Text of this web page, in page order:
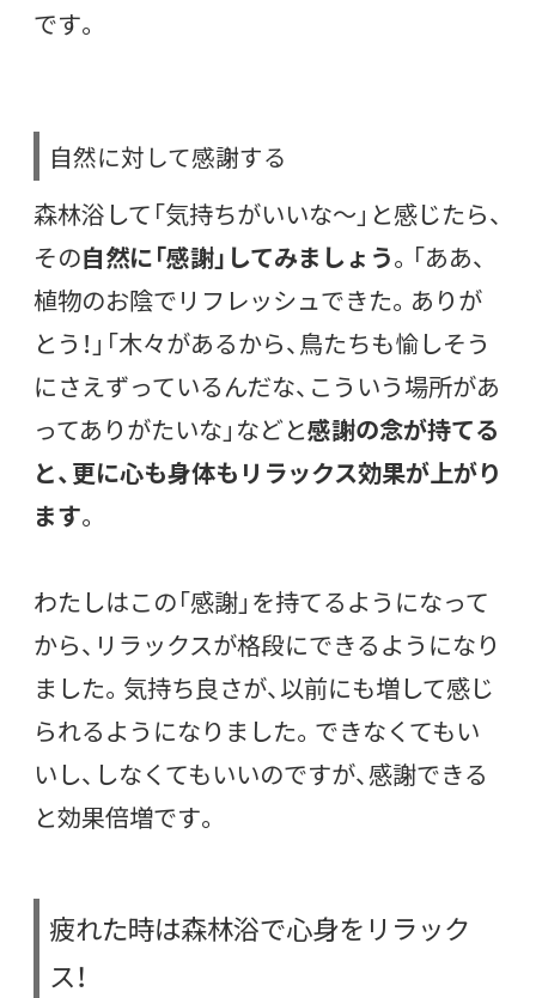
です。
自然に対して感謝する
森林浴して「気持ちがいいな～」と感じたら、
その自然に「感謝」してみましょう。「ああ、
植物のお陰でリフレッシュできた。ありが
とう！」「木々があるから、鳥たちも愉しそう
にさえずっているんだな、こういう場所があ
ってありがたいな」などと感謝の念が持てる
と、更に心も身体もリラックス効果が上がり
ます。
わたしはこの「感謝」を持てるようになって
から、リラックスが格段にできるようになり
ました。気持ち良さが、以前にも増して感じ
られるようになりました。できなくてもい
いし、しなくてもいいのですが、感謝できる
と効果倍増です。
疲れた時は森林浴で心身をリラック
ス！